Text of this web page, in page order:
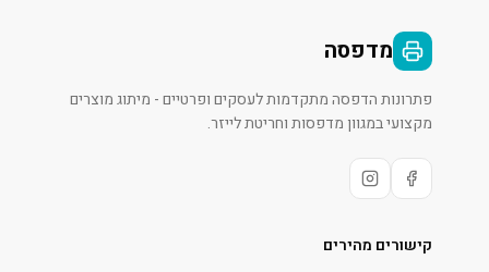
מדפסה
פתרונות הדפסה מתקדמות לעסקים ופרטיים - מיתוג מוצרים
מקצועי במגוון מדפסות וחריטת לייזר.
קישורים מהירים